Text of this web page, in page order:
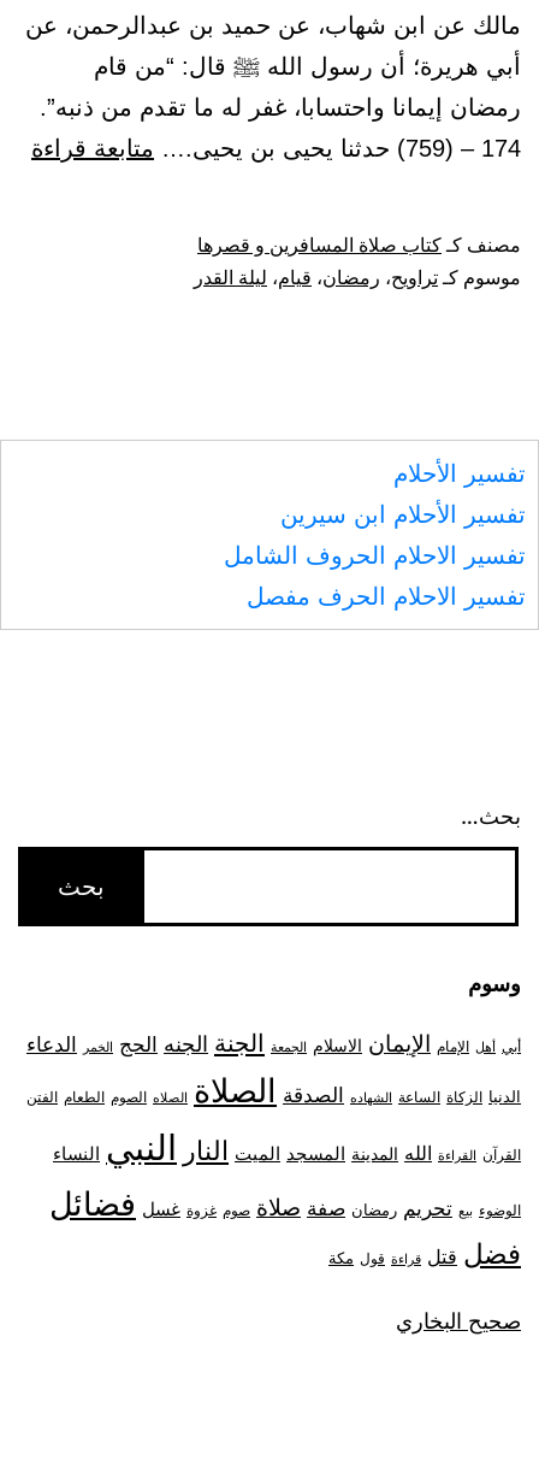
مالك عن ابن شهاب، عن حميد بن عبدالرحمن، عن
أبي هريرة؛ أن رسول الله ﷺ قال: “من قام
رمضان إيمانا واحتسابا، غفر له ما تقدم من ذنبه”.
174 – (759) حدثنا يحيى بن يحيى.…
متابعة قراءة
مصنف كـكتاب صلاة المسافرين و قصرها
موسوم كـتراويح، رمضان، قيام، ليلة القدر
تفسير الأحلام
تفسير الأحلام ابن سيرين
تفسير الاحلام الحروف الشامل
تفسير الاحلام الحرف مفصل
بحث…
وسوم
أبي أهل الإمام الإيمان الاسلام الجمعة الجنة الجنه الحج الخمر الدعاء
الدنيا الزكاة الساعة الشهاده الصدقة الصلاة الصلاه الصوم الطعام الفتن
القرآن القراءة الله المدينة المسجد الميت النار النبي النساء
الوضوء بيع تحريم رمضان صفة صلاة صوم غزوة غسل فضائل
فضل قتل قراءة قول مكة
صحيح البخاري